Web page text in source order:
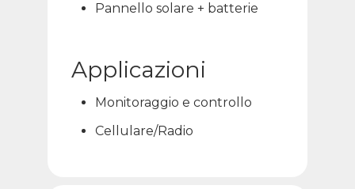
Pannello solare + batterie
Applicazioni
Monitoraggio e controllo
Cellulare/Radio